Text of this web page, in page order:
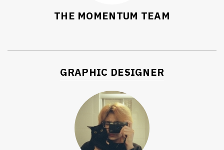
THE MOMENTUM TEAM
GRAPHIC DESIGNER